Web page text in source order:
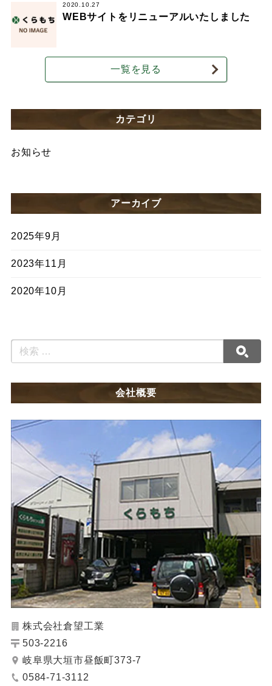
2020.10.27
WEBサイトをリニューアルいたしました
一覧を見る
カテゴリ
お知らせ
アーカイブ
2025年9月
2023年11月
2020年10月
会社概要
株式会社倉望工業
503-2216
岐阜県大垣市昼飯町373-7
0584-71-3112